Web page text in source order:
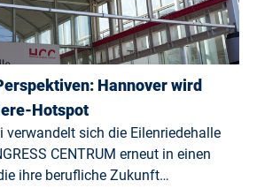
Hannover wird
Hotspot
verwandelt sich die Eilenriedehalle
CENTRUM erneut in einen
ihre berufliche Zukunft…